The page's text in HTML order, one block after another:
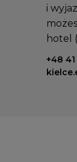
i
hotel
+48
Email